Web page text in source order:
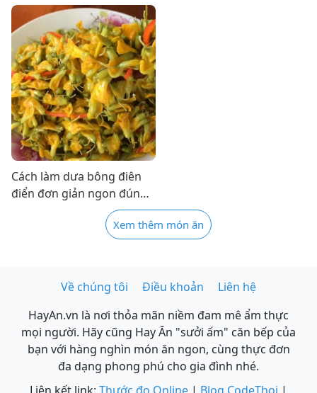
Cách làm dưa bông điên
điển đơn giản ngon đúng
Xem thêm món ăn
Về chúng tôi Điều khoản
Liên hệ
HayAn.vn là nơi thỏa mãn niềm đam mê ẩm thực
mọi người. Hãy cũng Hay Ăn "sưởi ấm" căn bếp của
bạn với hàng nghìn món ăn ngon, cùng thực đơn
đa dạng phong phú cho gia đình nhé.